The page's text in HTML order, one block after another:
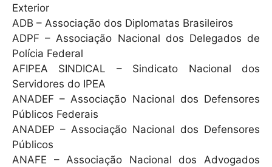
Exterior
ADB – Associação dos Diplomatas Brasileiros
ADPF – Associação Nacional dos Delegados de
Polícia Federal
AFIPEA SINDICAL – Sindicato Nacional dos
Servidores do IPEA
ANADEF – Associação Nacional dos Defensores
Públicos Federais
ANADEP – Associação Nacional dos Defensores
Públicos
ANAFE – Associação Nacional dos Advogados